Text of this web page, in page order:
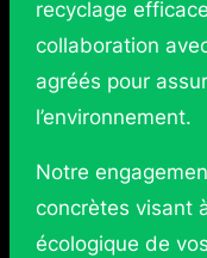
recyclage
collaboration
agréés pour
l’environnement.
Notre
concrètes visant
écologique de